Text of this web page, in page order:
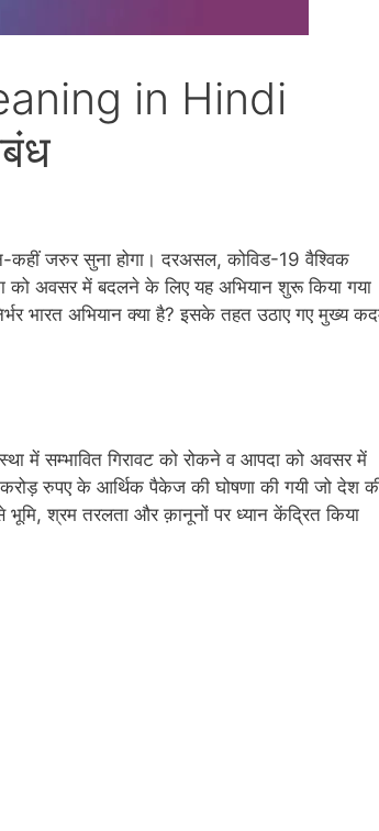
in Hindi
कहीं जरुर सुना होगा। दरअसल, कोविड-19 वैश्विक
को अवसर में बदलने के लिए यह अभियान शुरू किया गया
भारत अभियान क्या है? इसके तहत उठाए गए मुख्य
में सम्भावित गिरावट को रोकने व आपदा को अवसर में
रुपए के आर्थिक पैकेज की घोषणा की गयी जो देश
श्रम तरलता और क़ानूनों पर ध्यान केंद्रित किया